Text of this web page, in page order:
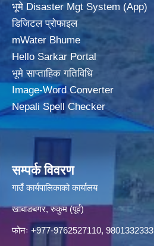
भूमे Disaster Mgt System (App)
डिजिटल प्रोफाइल
mWater Bhume
Hello Sarkar Portal
भूमे साप्ताहिक गतिविधि
Image-Word Converter
Nepali Spell Checker
सम्पर्क विवरण
गाउँ कार्यपालिकाको कार्यालय
खाबाङबगर, रुकुम (पूर्व)
फोनः +977-9762527110, 9801332333